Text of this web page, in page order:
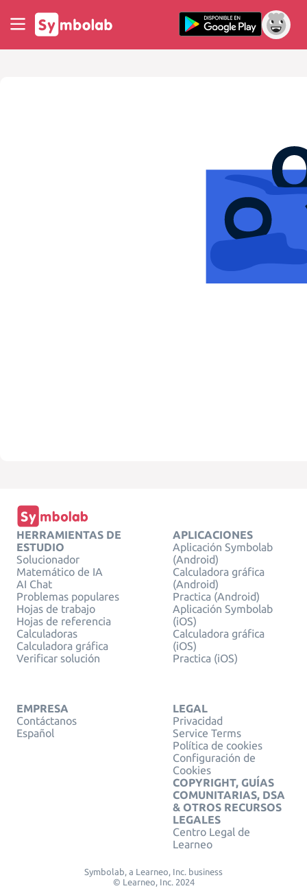
HERRAMIENTAS DE
ESTUDIO
Solucionador
Matemático de IA
AI Chat
Problemas populares
Hojas de trabajo
Hojas de referencia
Calculadoras
Calculadora gráfica
Verificar solución
APLICACIONES
Aplicación Symbolab
(Android)
Calculadora gráfica
(Android)
Practica (Android)
Aplicación Symbolab
(iOS)
Calculadora gráfica
(iOS)
Practica (iOS)
EMPRESA
Contáctanos
Español
LEGAL
Privacidad
Service Terms
Política de cookies
Configuración de
Cookies
COPYRIGHT, GUÍAS
COMUNITARIAS, DSA
& OTROS RECURSOS
LEGALES
Centro Legal de
Learneo
Symbolab, a Learneo, Inc. business
© Learneo, Inc. 2024